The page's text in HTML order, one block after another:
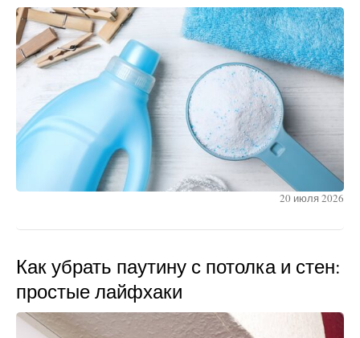
20 июля 2026
Как убрать паутину с потолка и стен:
простые лайфхаки